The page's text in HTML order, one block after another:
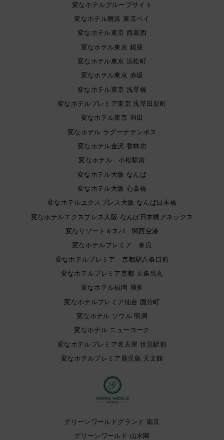
変なホテルグループサイト
変なホテル舞浜 東京ベイ
変なホテル東京 西葛西
変なホテル東京 銀座
変なホテル東京 浜松町
変なホテル東京 赤坂
変なホテル東京 浅草橋
変なホテルプレミア東京 浅草田原町
変なホテル東京 羽田
変なホテル ラグーナテンボス
変なホテル金沢 香林坊
変なホテル 小松駅前
変なホテル大阪 なんば
変なホテル大阪 心斎橋
変なホテルエクスプレス大阪 なんば日本橋
変なホテルエクスプレス大阪 なんば日本橋アネックス
変なリゾート＆スパ 関西空港
変なホテルプレミア 奈良
変なホテルプレミア 京都駅八条口前
変なホテルプレミア京都 五条烏丸
変なホテル福岡 博多
変なホテルプレミア仙台 国分町
変なホテル ソウル 明洞
変なホテル ニューヨーク
変なホテルプレミア名古屋 伏見駅前
変なホテルプレミア鹿児島 天文館
グリーンワールドグランド 南京
グリーンワールド 山水閣